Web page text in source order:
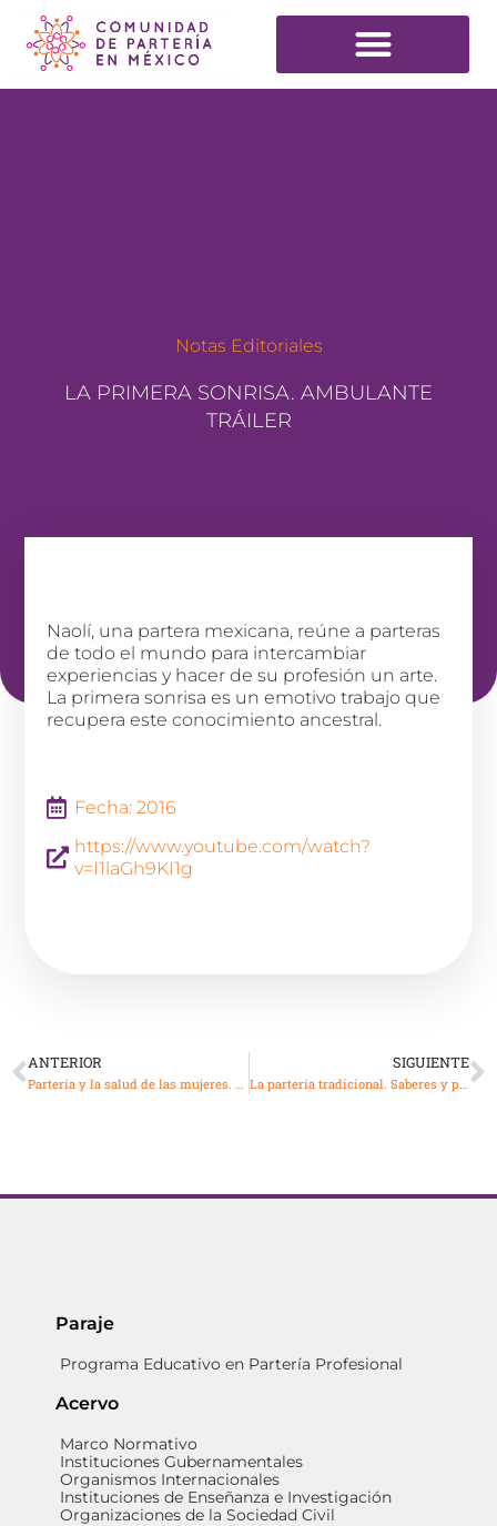
Notas Editoriales
LA PRIMERA SONRISA. AMBULANTE
TRÁILER
Naolí, una partera mexicana, reúne a parteras
de todo el mundo para intercambiar
experiencias y hacer de su profesión un arte.
La primera sonrisa es un emotivo trabajo que
recupera este conocimiento ancestral.
Fecha: 2016
https://www.youtube.com/watch?
v=I1laGh9KI1g
ANTERIOR
Partería y la salud de las mujeres. Ambulante
SIGUIENTE
La partería tradicional. Saberes y prácticas en riesgo. Primera parte
Paraje
Programa Educativo en Partería Profesional
Acervo
Marco Normativo
Instituciones Gubernamentales
Organismos Internacionales
Instituciones de Enseñanza e Investigación
Organizaciones de la Sociedad Civil